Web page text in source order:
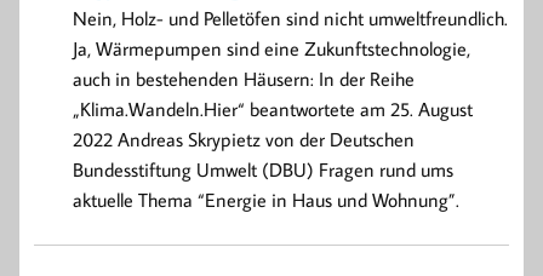
Nein, Holz- und Pelletöfen sind nicht umweltfreundlich.
Ja, Wärmepumpen sind eine Zukunftstechnologie,
auch in bestehenden Häusern: In der Reihe
„Klima.Wandeln.Hier“ beantwortete am 25. August
2022 Andreas Skrypietz von der Deutschen
Bundesstiftung Umwelt (DBU) Fragen rund ums
aktuelle Thema “Energie in Haus und Wohnung”.